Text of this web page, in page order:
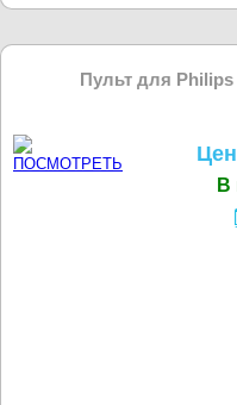
Пульт для Philips
В